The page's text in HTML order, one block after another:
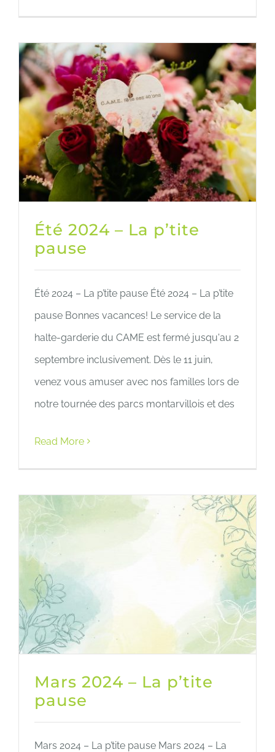
Été 2024 – La p’tite
pause
Été 2024 – La p’tite pause Été 2024 – La p’tite
pause Bonnes vacances! Le service de la
halte-garderie du CAME est fermé jusqu'au 2
septembre inclusivement. Dès le 11 juin,
venez vous amuser avec nos familles lors de
notre tournée des parcs montarvillois et des
Read More
Mars 2024 – La p’tite
pause
Mars 2024 – La p’tite pause Mars 2024 – La